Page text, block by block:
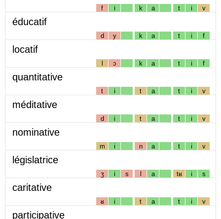
f i k a t i v
éducatif
d y k a t i f
locatif
l ɔ k a t i f
quantitative
t i t a t i v
méditative
d i t a t i v
nominative
m i n a t i v
législatrice
ʒ i s l a tʁ i s
caritative
ʁ i t a t i v
participative